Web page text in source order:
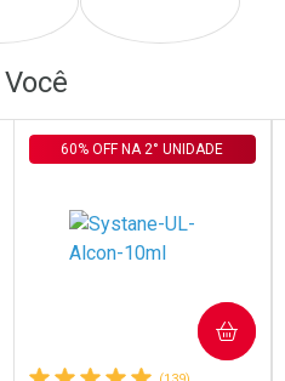
Comprar sem Desconto
Por R$ 386,00/cada
Por R$ 386,00/cada
AOS FAVORITOS
60% OFF NA 2° UNIDADE
COMPRAR